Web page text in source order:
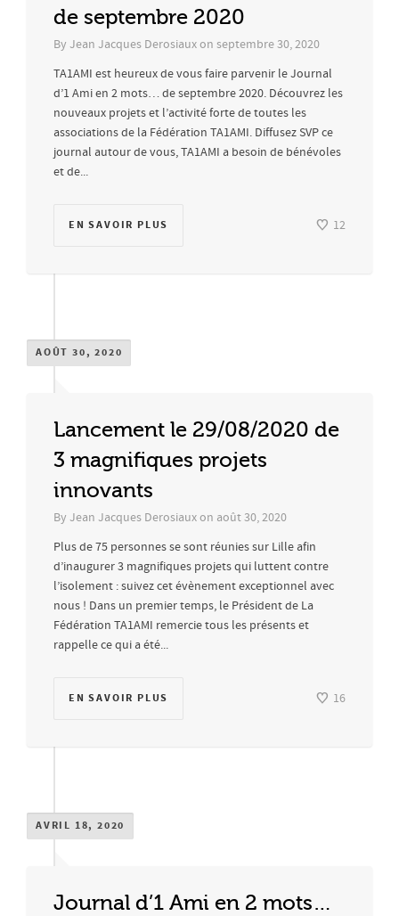
de septembre 2020
By Jean Jacques Derosiauxon septembre 30, 2020
TA1AMI est heureux de vous faire parvenir le Journal
d’1 Ami en 2 mots… de septembre 2020. Découvrez les
nouveaux projets et l’activité forte de toutes les
associations de la Fédération TA1AMI. Diffusez SVP ce
journal autour de vous, TA1AMI a besoin de bénévoles
et de...
EN SAVOIR PLUS 12
AOÛT 30, 2020
Lancement le 29/08/2020 de
3 magnifiques projets
innovants
By Jean Jacques Derosiauxon août 30, 2020
Plus de 75 personnes se sont réunies sur Lille afin
d’inaugurer 3 magnifiques projets qui luttent contre
l’isolement : suivez cet évènement exceptionnel avec
nous ! Dans un premier temps, le Président de La
Fédération TA1AMI remercie tous les présents et
rappelle ce qui a été...
EN SAVOIR PLUS 16
AVRIL 18, 2020
Journal d’1 Ami en 2 mots…